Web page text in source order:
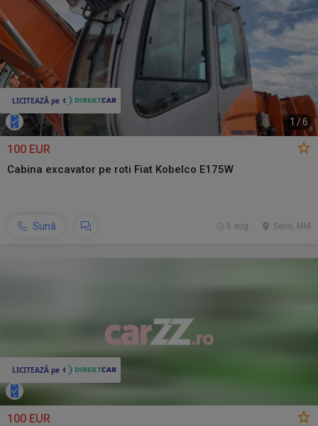
1 /6
100 EUR
Cabina excavator pe roti Fiat Kobelco E175W
Sună Seini, MM
5 aug.
100 EUR